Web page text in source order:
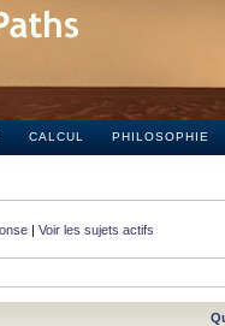
CALCUL PHILOSOPHIE
| Voir les sujets actifs